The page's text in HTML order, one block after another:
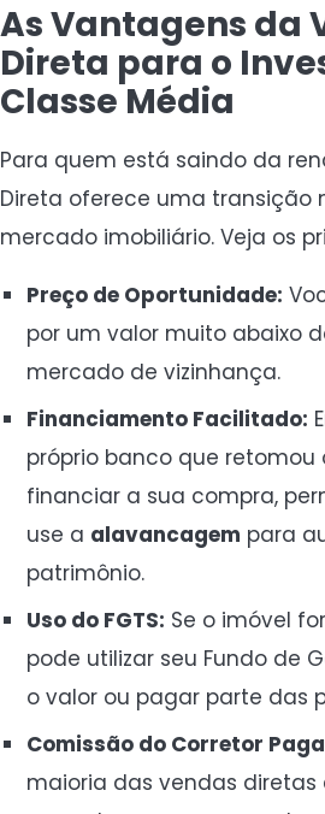
As Vantagens da
Direta para o
Classe Média
Para quem está saindo da
Direta oferece uma transição
mercado imobiliário. Veja os
Preço de Oportunidade:
por um valor muito abaixo
mercado de vizinhança.
Financiamento Facilitado:
próprio banco que
financiar a sua compra,
use a alavancagem para
patrimônio.
Uso do FGTS: Se o imóvel
pode utilizar seu Fundo de
o valor ou pagar parte das
Comissão do Corretor
maioria das vendas diretas